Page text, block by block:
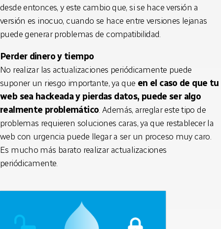
desde entonces, y este cambio que, si se hace versión a
versión es inocuo, cuando se hace entre versiones lejanas
puede generar problemas de compatibilidad.
Perder dinero y tiempo
No realizar las actualizaciones periódicamente puede
suponer un riesgo importante, ya que en el caso de que tu
web sea hackeada y pierdas datos, puede ser algo
realmente problemático. Además, arreglar este tipo de
problemas requieren soluciones caras, ya que restablecer la
web con urgencia puede llegar a ser un proceso muy caro.
Es mucho más barato realizar actualizaciones
periódicamente.